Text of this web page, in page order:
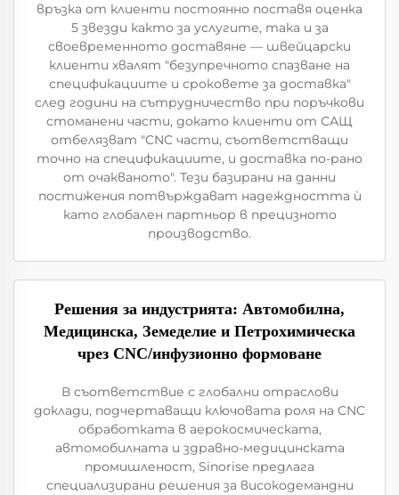
връзка от клиенти постоянно поставя оценка
5 звезди както за услугите, така и за
своевременното доставяне — швейцарски
клиенти хвалят "безупречното спазване на
спецификациите и сроковете за доставка"
след години на сътрудничество при поръчкови
стоманени части, докато клиенти от САЩ
отбелязват "CNC части, съответстващи
точно на спецификациите, и доставка по-рано
от очакваното". Тези базирани на данни
постижения потвърждават надеждността ѝ
като глобален партньор в прецизното
производство.
Решения за индустрията: Автомобилна,
Медицинска, Земеделие и Петрохимическа
чрез CNC/инфузионно формоване
В съответствие с глобални отраслови
доклади, подчертаващи ключовата роля на CNC
обработката в аерокосмическата,
автомобилната и здравно-медицинската
промишленост, Sinorise предлага
специализирани решения за високодемандни